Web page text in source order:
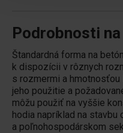
Podrobnosti na
Štandardná forma na
k dispozícii v rôznych
s rozmermi a hmotnosťou
jeho použitie a
môžu použiť na vyššie
hodia napríklad na stavbu
a poľnohospodárskom